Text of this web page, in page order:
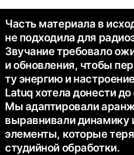
Часть материала в
не подходила для
Звучание требовало
и обновления, чтобы
ту энергию и
Latuq хотела донести
Мы адаптировали
выравнивали динамику
элементы, которые
студийной обработки.